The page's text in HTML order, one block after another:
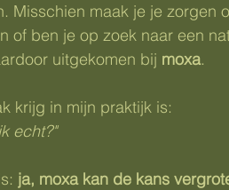
Misschien maak je je zorgen
of ben je op zoek naar een
uitgekomen bij moxa.
krijg in mijn praktijk is:
echt?"
ja, moxa kan de kans